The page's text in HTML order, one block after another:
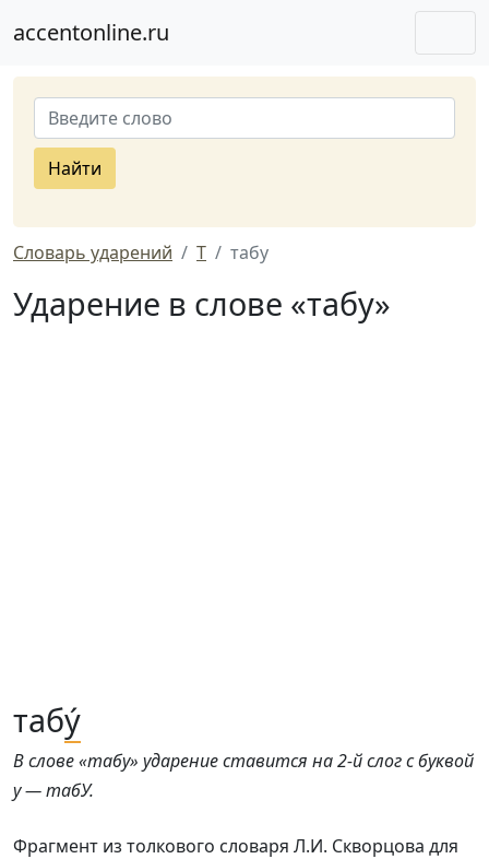
accentonline.ru
Найти
Словарь ударений Т табу
Ударение в слове «табу»
табу́
В слове «табу» ударение ставится на 2-й слог с буквой
у — табУ.
Фрагмент из толкового словаря Л.И. Скворцова для